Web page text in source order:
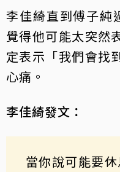
李佳綺直到傅子純
覺得他可能太突然
定表示「我們會找
心痛。
李佳綺發文：
當你說可能要